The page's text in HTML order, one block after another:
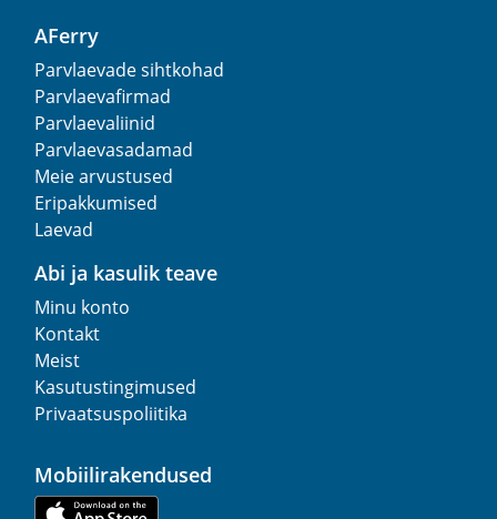
AFerry
Parvlaevade sihtkohad
Parvlaevafirmad
Parvlaevaliinid
Parvlaevasadamad
Meie arvustused
Eripakkumised
Laevad
Abi ja kasulik teave
Minu konto
Kontakt
Meist
Kasutustingimused
Privaatsuspoliitika
Mobiilirakendused